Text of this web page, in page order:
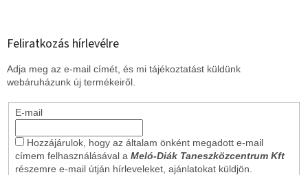
Feliratkozás hírlevélre
Adja meg az e-mail címét, és mi tájékoztatást küldünk
webáruházunk új termékeiről.
E-mail
Hozzájárulok, hogy az általam önként megadott e-mail
címem felhasználásával a Meló-Diák Taneszközcentrum Kft
részemre e-mail útján hírleveleket, ajánlatokat küldjön.